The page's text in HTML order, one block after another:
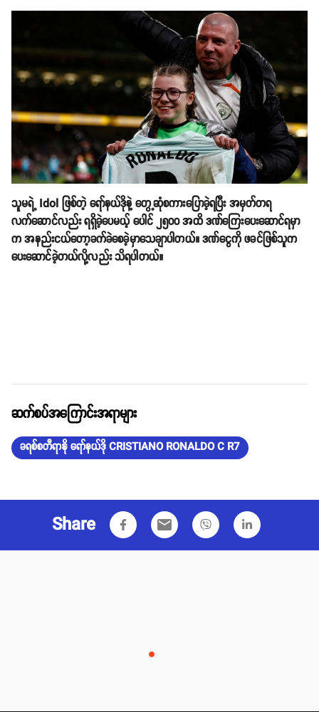
သူမရဲ့ Idol ဖြစ်တဲ့ ရော်နယ်ဒိုနဲ့ တွေ့ဆုံစကားပြောခဲ့ရပြီး အမှတ်တရ
လက်ဆောင်လည်း ရရှိခဲ့ပေမယ့် ပေါင် ၂၅၀၀ အထိ ဒဏ်ကြေးပေးဆောင်ရမှာ
က အနည်းငယ်တော့ခက်ခဲစေခဲ့မှာသေချာပါတယ်။ ဒဏ်ငွေကို ဖခင်ဖြစ်သူက
ပေးဆောင်ခဲ့တယ်လို့လည်း သိရပါတယ်။
ဆက်စပ်အကြောင်းအရာများ
ခရစ်စတီရာနို ရော်နယ်ဒို CRISTIANO RONALDO C R7
Share email